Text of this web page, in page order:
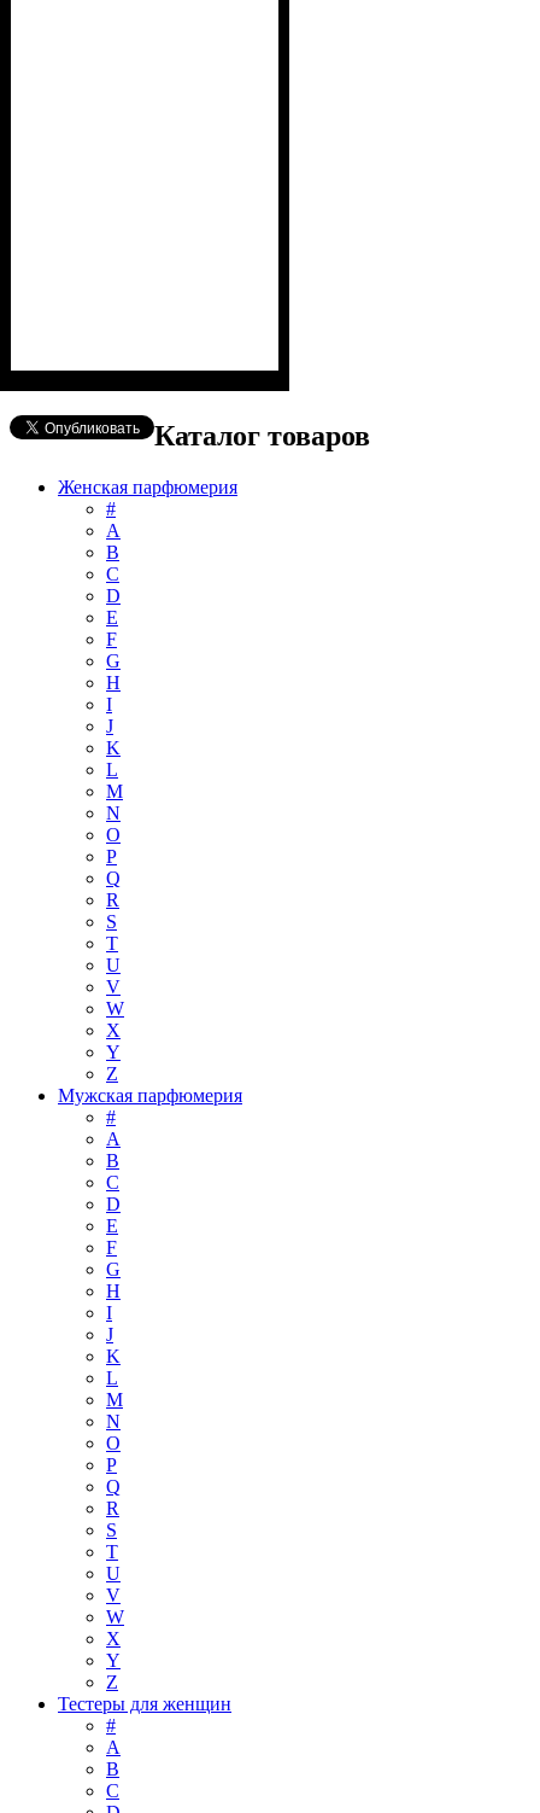
Каталог товаров
Женская парфюмерия
#
А
B
C
D
E
F
G
H
I
J
K
L
M
N
O
P
Q
R
S
T
U
V
W
X
Y
Z
Мужская парфюмерия
#
A
B
C
D
E
F
G
H
I
J
K
L
M
N
O
P
Q
R
S
T
U
V
W
X
Y
Z
Тестеры для женщин
#
A
B
C